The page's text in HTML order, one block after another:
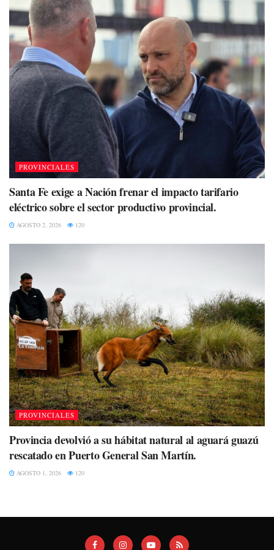
PROVINCIALES
Santa Fe exige a Nación frenar el impacto tarifario
eléctrico sobre el sector productivo provincial.
AGOSTO 2, 2026 120
PROVINCIALES
Provincia devolvió a su hábitat natural al aguará guazú
rescatado en Puerto General San Martín.
AGOSTO 1, 2026 120